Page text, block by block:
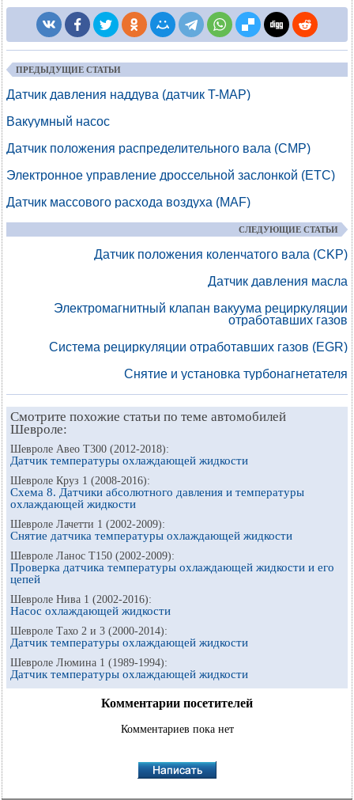
ПРЕДЫДУЩИЕ СТАТЬИ
Датчик давления наддува (датчик T-MAP)
Вакуумный насос
Датчик положения распределительного вала (CMP)
Электронное управление дроссельной заслонкой (ETC)
Датчик массового расхода воздуха (MAF)
СЛЕДУЮЩИЕ СТАТЬИ
Датчик положения коленчатого вала (CKP)
Датчик давления масла
Электромагнитный клапан вакуума рециркуляции
отработавших газов
Система рециркуляции отработавших газов (EGR)
Снятие и установка турбонагнетателя
Смотрите похожие статьи по теме автомобилей
Шевроле:
Шевроле Авео Т300 (2012-2018):
Датчик температуры охлаждающей жидкости
Шевроле Круз 1 (2008-2016):
Схема 8. Датчики абсолютного давления и температуры
охлаждающей жидкости
Шевроле Лачетти 1 (2002-2009):
Снятие датчика температуры охлаждающей жидкости
Шевроле Ланос Т150 (2002-2009):
Проверка датчика температуры охлаждающей жидкости и его
цепей
Шевроле Нива 1 (2002-2016):
Насос охлаждающей жидкости
Шевроле Тахо 2 и 3 (2000-2014):
Датчик температуры охлаждающей жидкости
Шевроле Люмина 1 (1989-1994):
Датчик температуры охлаждающей жидкости
Комментарии посетителей
Комментариев пока нет